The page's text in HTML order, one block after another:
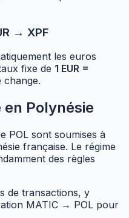
→ XPF
les euros
fixe de 1 EUR =
change.
Polynésie
POL sont soumises à
française. Le régime
des règles
de transactions, y
MATIC → POL pour